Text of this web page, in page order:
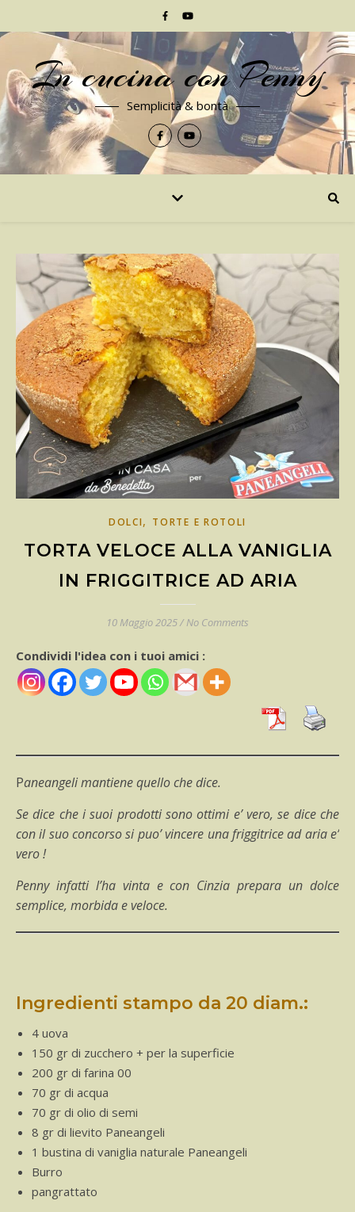
In cucina con Penny
Semplicità & bontà
DOLCI, TORTE E ROTOLI
TORTA VELOCE ALLA VANIGLIA
IN FRIGGITRICE AD ARIA
10 Maggio 2025/ No Comments
Condividi l'idea con i tuoi amici :
Paneangeli mantiene quello che dice.
Se dice che i suoi prodotti sono ottimi e’ vero, se dice che
con il suo concorso si puo’ vincere una friggitrice ad aria e’
vero !
Penny infatti l’ha vinta e con Cinzia prepara un dolce
semplice, morbida e veloce.
Ingredienti stampo da 20 diam.:
4 uova
150 gr di zucchero + per la superficie
200 gr di farina 00
70 gr di acqua
70 gr di olio di semi
8 gr di lievito Paneangeli
1 bustina di vaniglia naturale Paneangeli
Burro
pangrattato